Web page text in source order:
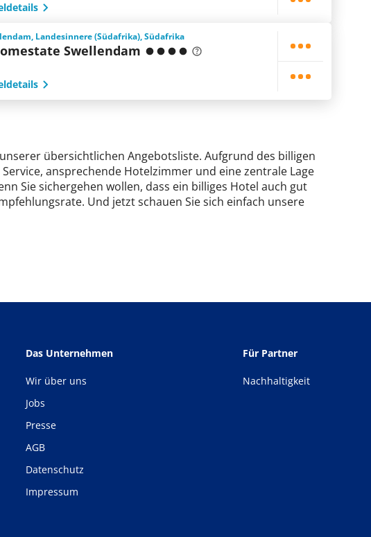
Landesinnere (Südafrika), Südafrika
Swellendam
übersichtlichen Angebotsliste. Aufgrund des billigen
ansprechende Hotelzimmer und eine zentrale Lage
Sie sichergehen wollen, dass ein billiges Hotel auch gut
Und jetzt schauen Sie sich einfach unsere
Das Unternehmen
Wir über uns
Jobs
Presse
AGB
Datenschutz
Impressum
Für Partner
Nachhaltigkeit